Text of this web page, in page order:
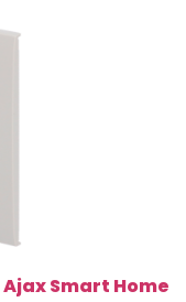
Ajax Smart Home